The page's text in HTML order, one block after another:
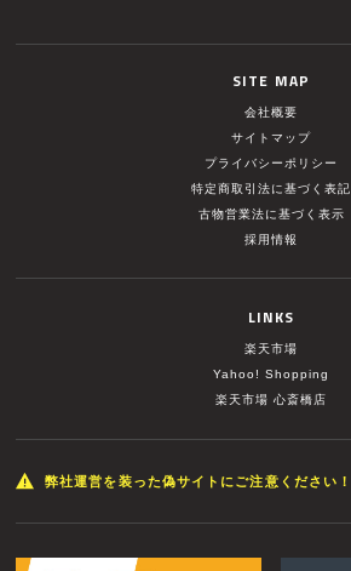
SITE MAP
会社概要
サイトマップ
プライバシーポリシー
特定商取引法に基づく表記
古物営業法に基づく表示
採用情報
LINKS
楽天市場
Yahoo! Shopping
楽天市場 心斎橋店
弊社運営を装った偽サイトにご注意ください！